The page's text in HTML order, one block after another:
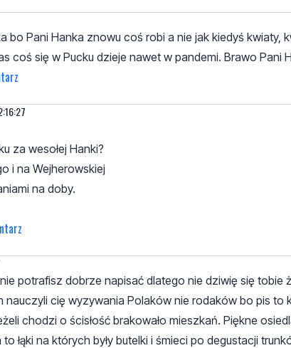
bo Pani Hanka znowu coś robi a nie jak kiedyś kwiaty,
coś się w Pucku dzieje nawet w pandemi. Brawo Pani
za wesołej Hanki?
i na Wejherowskiej
na doby.
potrafisz dobrze napisać dlatego nie dziwię się tobie
cię wyzywania Polaków nie rodaków bo pis to
chodzi o ścisłość brakowało mieszkań. Piękne
łąki na których były butelki i śmieci po degustacji